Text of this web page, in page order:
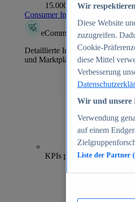
15.000+ Marken
Consumer Insights entdecken
eCommerce Insights
Detaillierte Informationen zu
und Marktplätzen
KPIs pro Shop
Wir
Diese Website
zuzugreifen.
Cookie-
diese Mittel
Verbesserung
Wir und unsere
Verwendung
auf einem
Liste der Partner